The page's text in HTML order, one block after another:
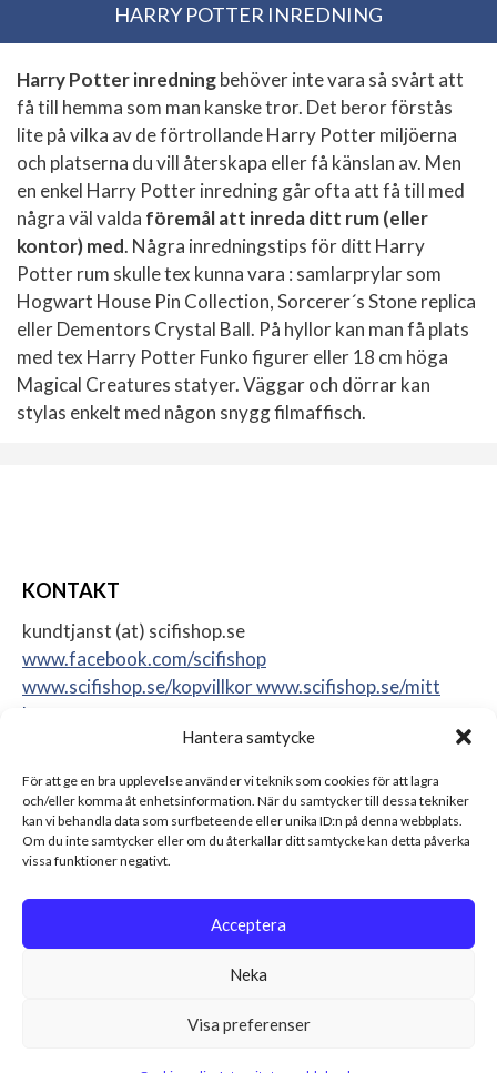
Hantera samtycke
För att ge en bra upplevelse använder vi teknik som cookies för att lagra
och/eller komma åt enhetsinformation. När du samtycker till dessa tekniker
kan vi behandla data som surfbeteende eller unika ID:n på denna webbplats.
Om du inte samtycker eller om du återkallar ditt samtycke kan detta påverka
vissa funktioner negativt.
Acceptera
Neka
Visa preferenser
HARRY POTTER INREDNING
Harry Potter inredningbehöver inte vara så svårt att
få till hemma som man kanske tror. Det beror förstås
lite på vilka av de förtrollande Harry Potter miljöerna
och platserna du vill återskapa eller få känslan av. Men
en enkel Harry Potter inredning går ofta att få till med
några väl valda föremål att inreda ditt rum (eller
kontor) med. Några inredningstips för ditt Harry
Potter rum skulle tex kunna vara : samlarprylar som
Hogwart House Pin Collection, Sorcerer´s Stone replica
eller Dementors Crystal Ball. På hyllor kan man få plats
med tex Harry Potter Funko figurer eller 18 cm höga
Magical Creatures statyer. Väggar och dörrar kan
stylas enkelt med någon snygg filmaffisch.
KONTAKT
kundtjanst (at) scifishop.se
www.facebook.com/scifishop
www.scifishop.se/kopvillkorwww.scifishop.se/mitt
konto
Sweden